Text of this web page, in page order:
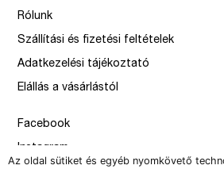
Az oldal sütiket és egyéb nyomkövető
Rólunk
Szállítási és fizetési feltételek
Adatkezelési tájékoztató
Elállás a vásárlástól
Facebook
Instagram